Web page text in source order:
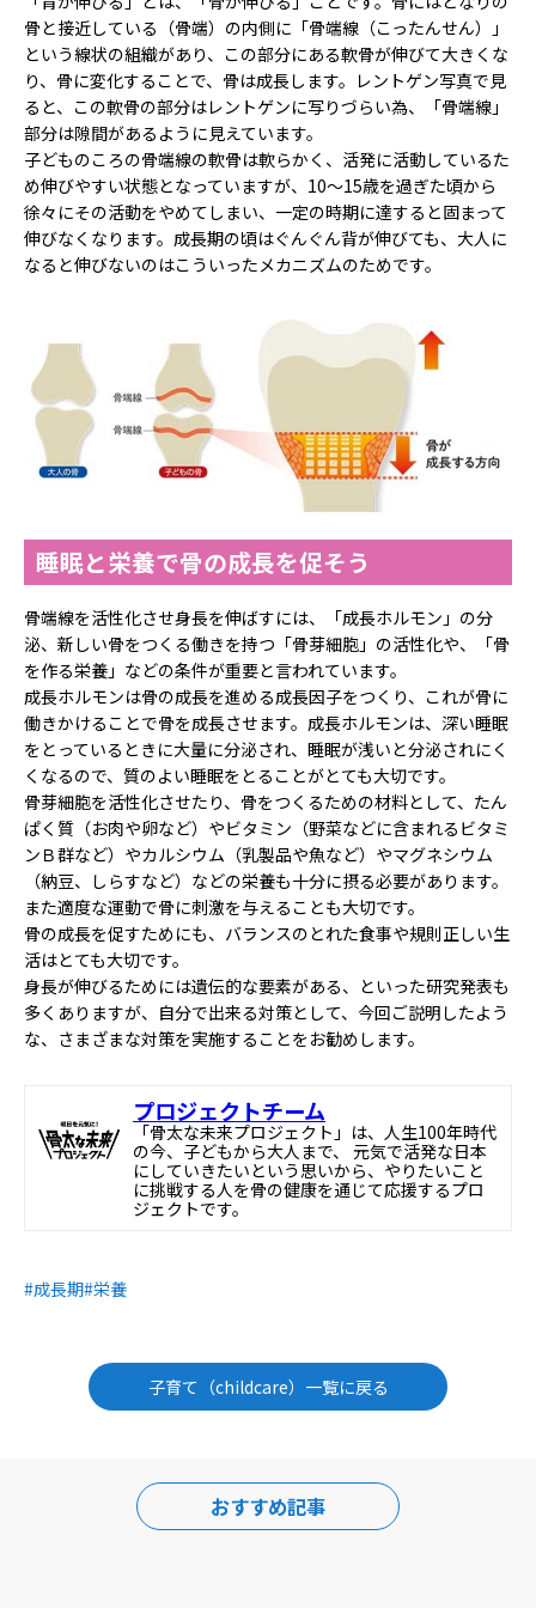
骨と接近している（骨端）の内側に「骨端線（こったんせん）」
という線状の組織があり、この部分にある軟骨が伸びて大きくな
り、骨に変化することで、骨は成長します。レントゲン写真で見
ると、この軟骨の部分はレントゲンに写りづらい為、「骨端線」
部分は隙間があるように見えています。
子どものころの骨端線の軟骨は軟らかく、活発に活動しているた
め伸びやすい状態となっていますが、10～15歳を過ぎた頃から
徐々にその活動をやめてしまい、一定の時期に達すると固まって
伸びなくなります。成長期の頃はぐんぐん背が伸びても、大人に
なると伸びないのはこういったメカニズムのためです。
睡眠と栄養で骨の成長を促そう
骨端線を活性化させ身長を伸ばすには、「成長ホルモン」の分
泌、新しい骨をつくる働きを持つ「骨芽細胞」の活性化や、「骨
を作る栄養」などの条件が重要と言われています。
成長ホルモンは骨の成長を進める成長因子をつくり、これが骨に
働きかけることで骨を成長させます。成長ホルモンは、深い睡眠
をとっているときに大量に分泌され、睡眠が浅いと分泌されにく
くなるので、質のよい睡眠をとることがとても大切です。
骨芽細胞を活性化させたり、骨をつくるための材料として、たん
ぱく質（お肉や卵など）やビタミン（野菜などに含まれるビタミ
ンＢ群など）やカルシウム（乳製品や魚など）やマグネシウム
（納豆、しらすなど）などの栄養も十分に摂る必要があります。
また適度な運動で骨に刺激を与えることも大切です。
骨の成長を促すためにも、バランスのとれた食事や規則正しい生
活はとても大切です。
身長が伸びるためには遺伝的な要素がある、といった研究発表も
多くありますが、自分で出来る対策として、今回ご説明したよう
な、さまざまな対策を実施することをお勧めします。
プロジェクトチーム
「骨太な未来プロジェクト」は、人生100年時代
の今、子どもから大人まで、 元気で活発な日本
にしていきたいという思いから、やりたいこと
に挑戦する人を骨の健康を通じて応援するプロ
ジェクトです。
#成長期#栄養
子育て（childcare）一覧に戻る
おすすめ記事